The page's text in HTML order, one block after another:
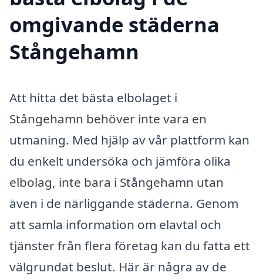
omgivande städerna
Stångehamn
Att hitta det bästa elbolaget i
Stångehamn behöver inte vara en
utmaning. Med hjälp av vår plattform kan
du enkelt undersöka och jämföra olika
elbolag, inte bara i Stångehamn utan
även i de närliggande städerna. Genom
att samla information om elavtal och
tjänster från flera företag kan du fatta ett
välgrundat beslut. Här är några av de